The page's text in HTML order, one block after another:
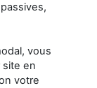
vous
site en
votre